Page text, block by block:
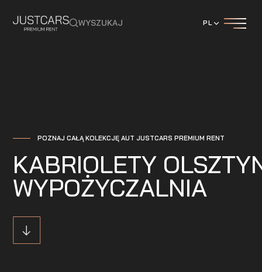
WYSZUKAJ PL
POZNAJ CAŁĄ KOLEKCJĘ AUT JUSTCARS PREMIUM RENT
KABRIOLETY
WYPOŻYCZALNIA